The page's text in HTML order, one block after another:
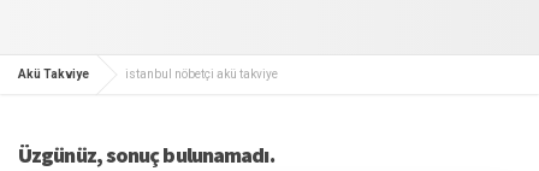
Akü Takviye istanbul nöbetçi akü takviye
Üzgünüz, sonuç bulunamadı.